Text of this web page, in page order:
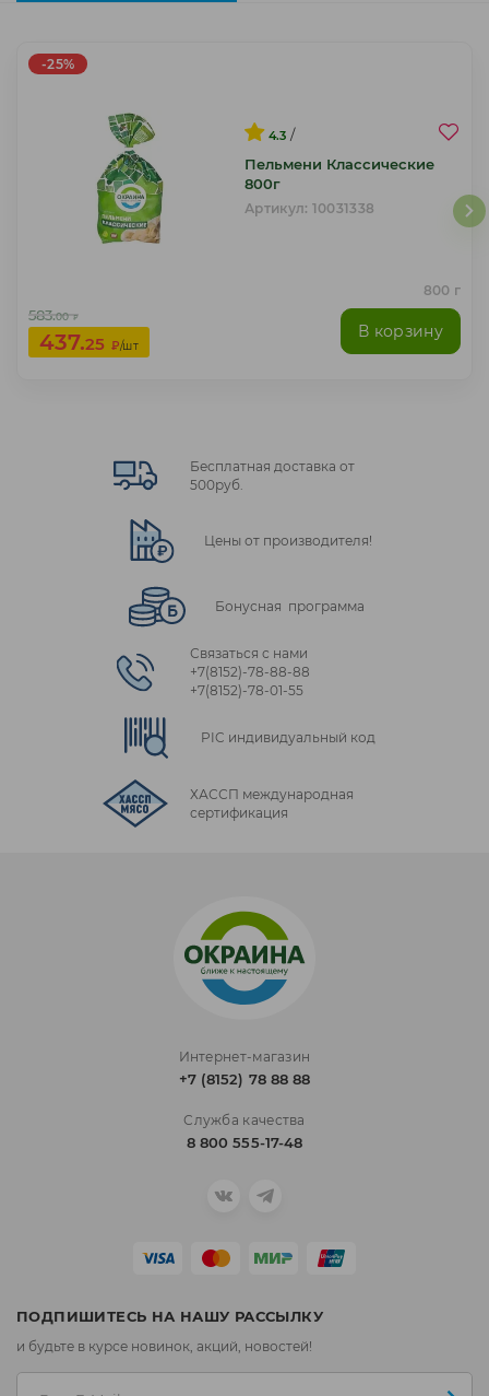
-25%
4.3 /
Пельмени Классические
800г
Артикул: 10031338
800 г
583.00 ₽
437.25 ₽/шт
В корзину
Бесплатная доставка от
500руб.
Цены от производителя!
Бонусная программа
Связаться с нами
+7(8152)‑78‑88‑88
+7(8152)‑78‑01‑55
PIC индивидуальный код
ХАССП международная
сертификация
Интернет-магазин
+7 (8152) 78 88 88
Служба качества
8 800 555-17-48
ПОДПИШИТЕСЬ НА НАШУ РАССЫЛКУ
и будьте в курсе новинок, акций, новостей!